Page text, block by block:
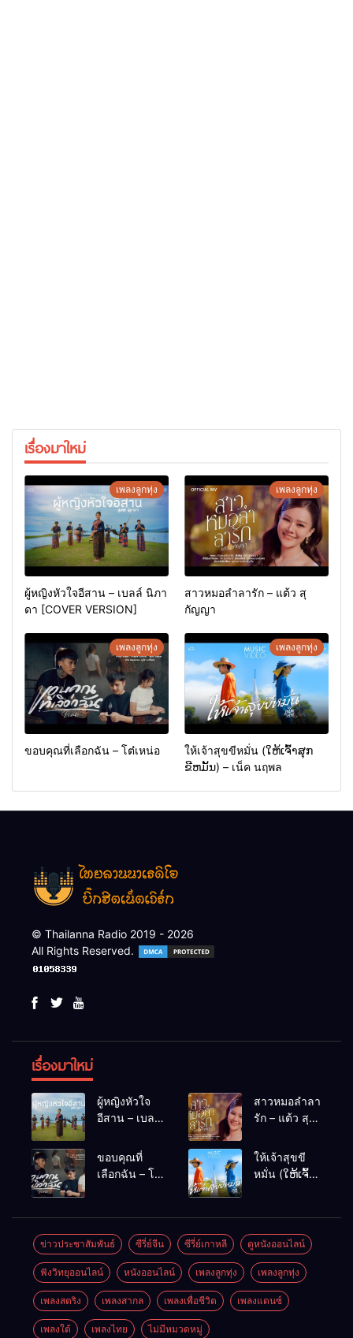
เรื่องมาใหม่
เพลงลูกทุ่ง
ผู้หญิงหัวใจอีสาน – เบลล์ นิภา
ดา [COVER VERSION]
เพลงลูกทุ่ง
สาวหมอลำลารัก – แต้ว สุ
กัญญา
เพลงลูกทุ่ง
ขอบคุณที่เลือกฉัน – โต๋เหน่อ
เพลงลูกทุ่ง
ให้เจ้าสุขขีหมั่น (ໃຫ້ເຈົ້າສຸກ
ຂີຫມັ້ນ) – เน็ค นฤพล
© Thailanna Radio 2019 - 2026
All Rights Reserved.
เรื่องมาใหม่
ผู้หญิงหัวใจ
อีสาน – เบลล์
[COVER
VERSION]
สาวหมอลำลา
รัก – แต้ว สุ
ขอบคุณที่
เลือกฉัน – โต๋
ให้เจ้าสุขขี
หมั่น (ໃຫ້ເຈົ້າ
ข่าวประชาสัมพันธ์ ซีรี่ย์จีน ซีรี่ย์เกาหลี ดูหนังออนไลน์
ฟังวิทยุออนไลน์ หนังออนไลน์ เพลงลูกทุ่ง เพลงลูกทุ่ง
เพลงสตริง เพลงสากล เพลงเพื่อชีวิต เพลงแดนซ์
เพลงใต้ เพลงไทย ไม่มีหมวดหมู่